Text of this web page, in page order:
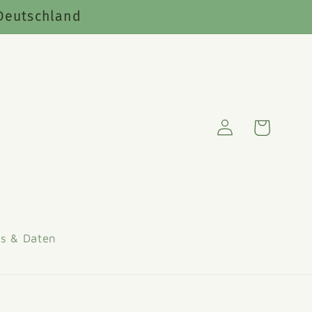
& Daten
EinloggenWarenkorb